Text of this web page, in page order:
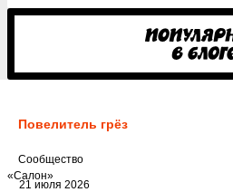
Повелитель грёз
21 июля 2026
Cообщество
«Салон»